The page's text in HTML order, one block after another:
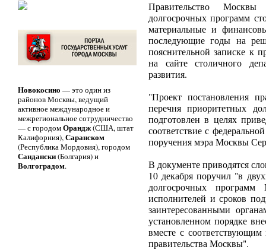
Правительство Москвы
долгосрочных программ
материальные и
последующие годы на
пояснительной записке к
на сайте столичного
развития.
"Проект постановления
перечня приоритетных
подготовлен в целях
соответствие с
поручения мэра Москвы
В документе приводятся
10 декабря поручил "в
долгосрочных программ
исполнителей и сроков
заинтересованными
установленном порядке
вместе с соответствующим
правительства Москвы".
Новокосино — это один из
районов Москвы, ведущий
активное международное и
межрегиональное сотрудничество
— с городомОрандж(США, штат
Калифорния),Саранском
(Республика Мордовия), городом
Сандански(Болгария) и
Волгоградом.